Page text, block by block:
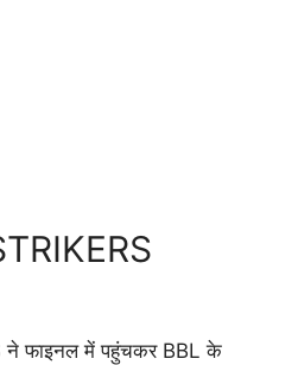
ने फाइनल में पहुंचकर BBL के